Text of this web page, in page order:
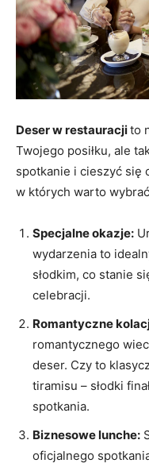
Deser w restauracjito
Twojego posiłku, ale
spotkanie i cieszyć się
w których warto
Specjalne okazje:
wydarzenia to
słodkim, co stanie
celebracji.
Romantyczne
romantycznego
deser. Czy to
tiramisu – słodki
spotkania.
Biznesowe lunche:
oficjalnego